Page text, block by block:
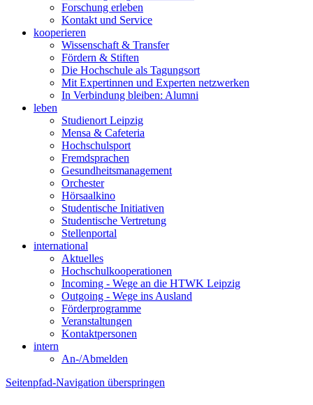
Forschung erleben
Kontakt und Service
kooperieren
Wissenschaft & Transfer
Fördern & Stiften
Die Hochschule als Tagungsort
Mit Expertinnen und Experten netzwerken
In Verbindung bleiben: Alumni
leben
Studienort Leipzig
Mensa & Cafeteria
Hochschulsport
Fremdsprachen
Gesundheitsmanagement
Orchester
Hörsaalkino
Studentische Initiativen
Studentische Vertretung
Stellenportal
international
Aktuelles
Hochschulkooperationen
Incoming - Wege an die HTWK Leipzig
Outgoing - Wege ins Ausland
Förderprogramme
Veranstaltungen
Kontaktpersonen
intern
An-/Abmelden
Seitenpfad-Navigation überspringen